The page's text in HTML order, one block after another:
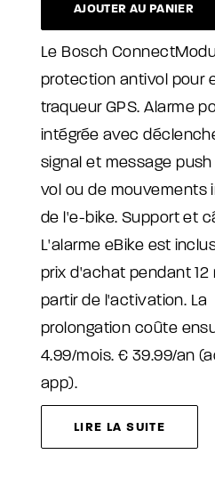
AJOUTER AU PANIER
Le Bosch
protection antivol pour
traqueur GPS. Alarme
intégrée avec
signal et message
vol ou de mouvements
de l'e-bike. Support et
L'alarme eBike est
prix d'achat pendant 12
partir de l'activation. La
prolongation coûte
4.99/mois. € 39.99/an
app).
LIRE LA SUITE